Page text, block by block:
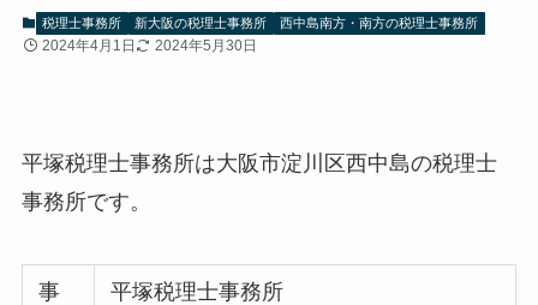
税理士事務所 新大阪の税理士事務所 西中島南方・南方の税理士事務所
2024年4月1日 2024年5月30日
平塚税理士事務所は大阪市淀川区西中島の税理士
事務所です。
事
平塚税理士事務所